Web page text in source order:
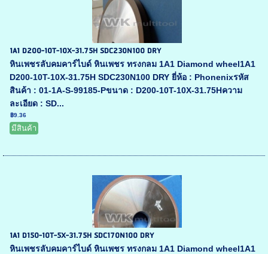
1A1 D200-10T-10X-31.75H SDC230N100 DRY
หินเพชรลับคมคาร์ไบด์ หินเพชร ทรงกลม 1A1 Diamond wheel1A1
D200-10T-10X-31.75H SDC230N100 DRY ยี่ห้อ : Phonenixรหัส
สินค้า : 01-1A-S-99185-Pขนาด : D200-10T-10X-31.75Hความ
ละเอียด : SD...
฿9.36
มีสินค้า
1A1 D150-10T-5X-31.75H SDC170N100 DRY
หินเพชรลับคมคาร์ไบด์ หินเพชร ทรงกลม 1A1 Diamond wheel1A1